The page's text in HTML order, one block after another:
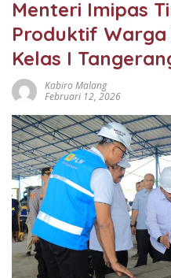
Menteri Imipas
Produktif Warga
Kelas I
Kabiro Malang
Februari 12, 2026